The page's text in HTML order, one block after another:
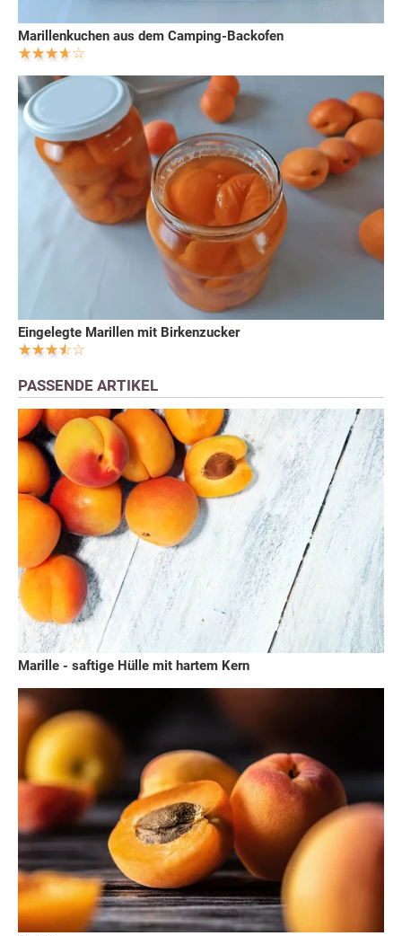
Marillenkuchen aus dem Camping-Backofen
Eingelegte Marillen mit Birkenzucker
PASSENDE ARTIKEL
Marille - saftige Hülle mit hartem Kern